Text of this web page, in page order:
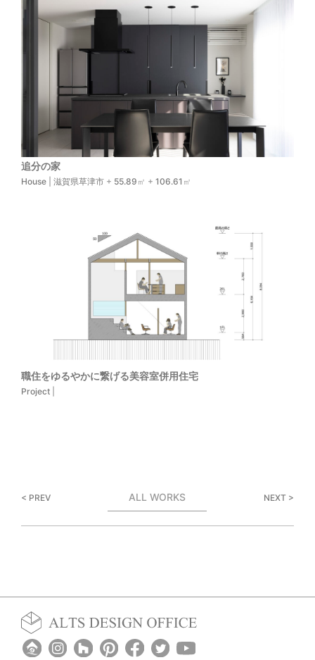
追分の家
House 滋賀県草津市 + 55.89 ㎡ + 106.61 ㎡
職住をゆるやかに繋げる美容室併用住宅
Project
< PREV ALL WORKS NEXT >